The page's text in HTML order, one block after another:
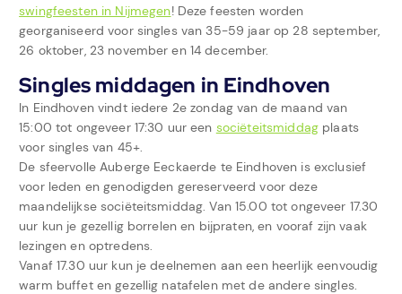
swingfeesten in Nijmegen! Deze feesten worden
georganiseerd voor singles van 35-59 jaar op 28 september,
26 oktober, 23 november en 14 december.
Singles middagen in Eindhoven
In Eindhoven vindt iedere 2e zondag van de maand van
15:00 tot ongeveer 17:30 uur een sociëteitsmiddag plaats
voor singles van 45+.
De sfeervolle Auberge Eeckaerde te Eindhoven is exclusief
voor leden en genodigden gereserveerd voor deze
maandelijkse sociëteitsmiddag. Van 15.00 tot ongeveer 17.30
uur kun je gezellig borrelen en bijpraten, en vooraf zijn vaak
lezingen en optredens.
Vanaf 17.30 uur kun je deelnemen aan een heerlijk eenvoudig
warm buffet en gezellig natafelen met de andere singles.